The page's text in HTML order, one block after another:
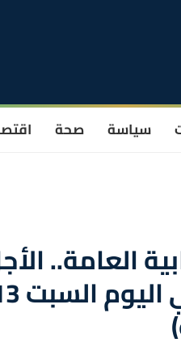
سياسة صحة
العامة..